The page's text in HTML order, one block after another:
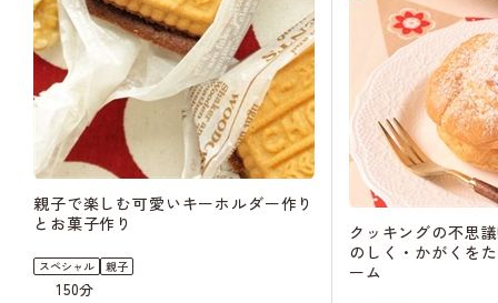
親子で楽しむ可愛いキーホルダー作り
とお菓子作り
スペシャル 親子
150分
クッキングの不思
のしく・かがくを
ーム